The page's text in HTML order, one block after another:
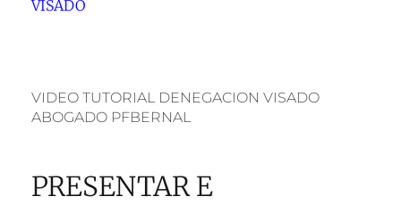
VISADO
VIDEO TUTORIAL DENEGACION VISADO
ABOGADO PFBERNAL
PRESENTAR E